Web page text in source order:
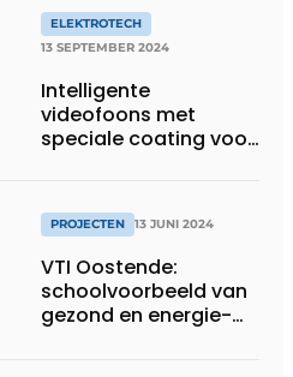
ELEKTROTECH
13 SEPTEMBER 2024
Intelligente
videofoons met
speciale coating voor
PROJECTEN 13 JUNI 2024
VTI Oostende:
schoolvoorbeeld van
gezond en energie-